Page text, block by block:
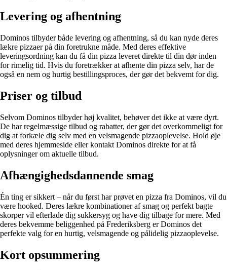
Levering og afhentning
Dominos tilbyder både levering og afhentning, så du kan nyde deres
lækre pizzaer på din foretrukne måde. Med deres effektive
leveringsordning kan du få din pizza leveret direkte til din dør inden
for rimelig tid. Hvis du foretrækker at afhente din pizza selv, har de
også en nem og hurtig bestillingsproces, der gør det bekvemt for dig.
Priser og tilbud
Selvom Dominos tilbyder høj kvalitet, behøver det ikke at være dyrt.
De har regelmæssige tilbud og rabatter, der gør det overkommeligt for
dig at forkæle dig selv med en velsmagende pizzaoplevelse. Hold øje
med deres hjemmeside eller kontakt Dominos direkte for at få
oplysninger om aktuelle tilbud.
Afhængighedsdannende smag
Én ting er sikkert – når du først har prøvet en pizza fra Dominos, vil du
være hooked. Deres lækre kombinationer af smag og perfekt bagte
skorper vil efterlade dig sukkersyg og have dig tilbage for mere. Med
deres bekvemme beliggenhed på Frederiksberg er Dominos det
perfekte valg for en hurtig, velsmagende og pålidelig pizzaoplevelse.
Kort opsummering